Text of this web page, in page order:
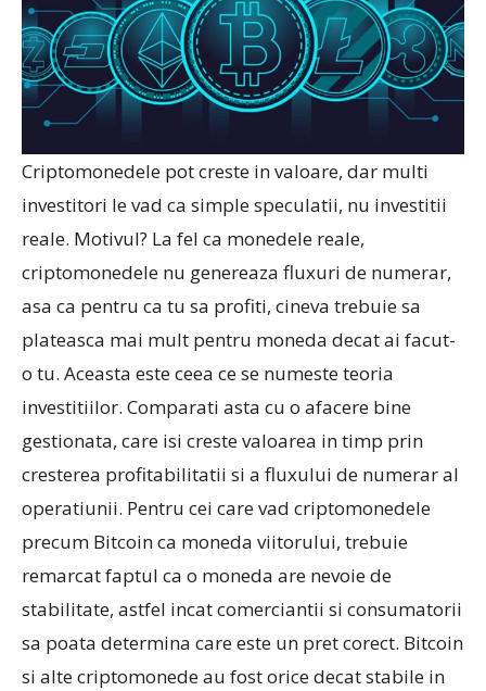
Criptomonedele pot creste in valoare, dar multi
investitori le vad ca simple speculatii, nu investitii
reale. Motivul? La fel ca monedele reale,
criptomonedele nu genereaza fluxuri de numerar,
asa ca pentru ca tu sa profiti, cineva trebuie sa
plateasca mai mult pentru moneda decat ai facut-
o tu. Aceasta este ceea ce se numeste teoria
investitiilor. Comparati asta cu o afacere bine
gestionata, care isi creste valoarea in timp prin
cresterea profitabilitatii si a fluxului de numerar al
operatiunii. Pentru cei care vad criptomonedele
precum Bitcoin ca moneda viitorului, trebuie
remarcat faptul ca o moneda are nevoie de
stabilitate, astfel incat comerciantii si consumatorii
sa poata determina care este un pret corect. Bitcoin
si alte criptomonede au fost orice decat stabile in